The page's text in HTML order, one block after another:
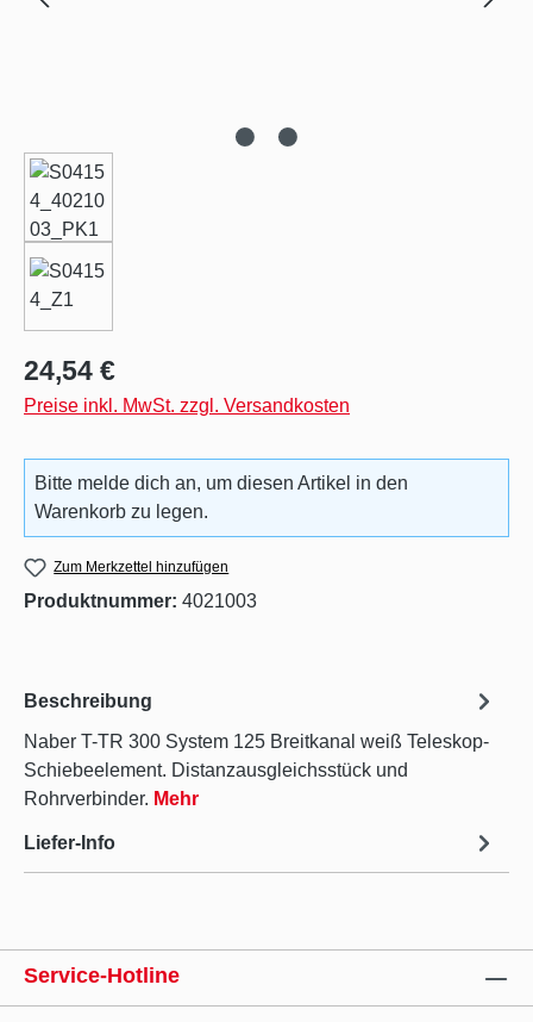
Regulärer Preis:
24,54 €
Preise inkl. MwSt. zzgl. Versandkosten
Bitte melde dich an, um diesen Artikel in den
Warenkorb zu legen.
Zum Merkzettel hinzufügen
Produktnummer: 4021003
Beschreibung
Naber T-TR 300 System 125 Breitkanal weiß Teleskop-
Schiebeelement. Distanzausgleichsstück und
Rohrverbinder. Mehr
Liefer-Info
Service-Hotline